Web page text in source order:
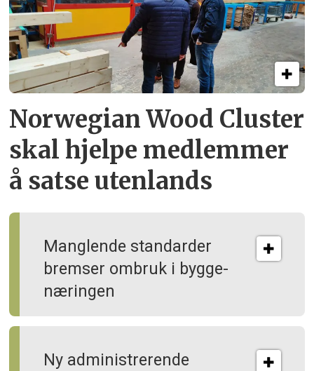
Norwegian Wood Cluster
skal hjelpe medlemmer
å satse utenlands
Manglende standarder
bremser ombruk i bygge­
næringen
Ny administrerende